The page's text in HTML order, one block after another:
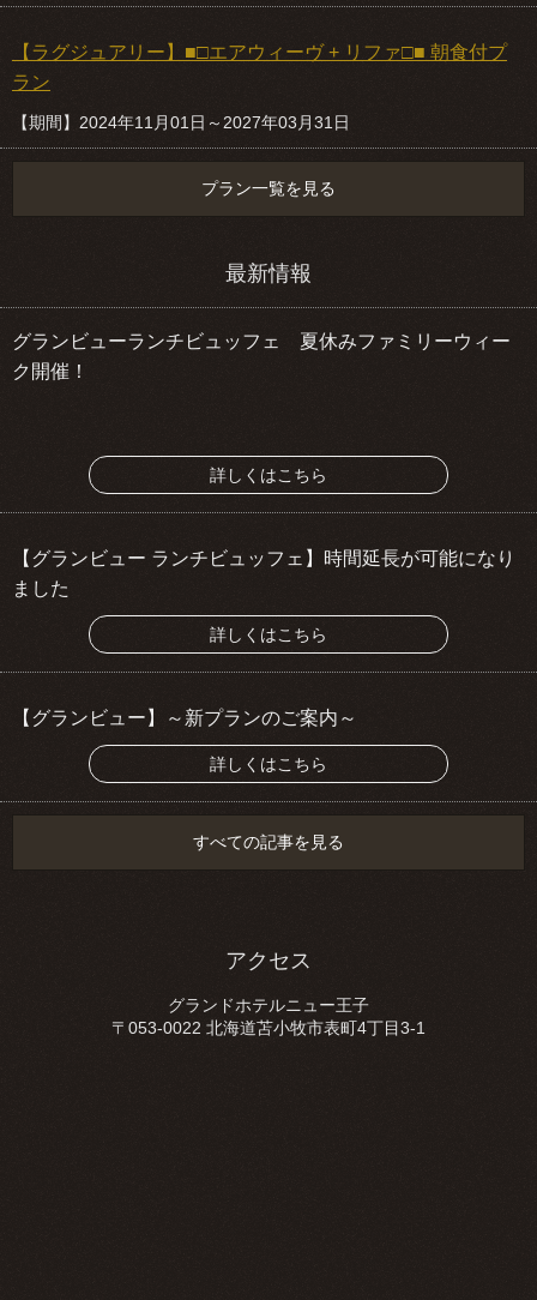
【ラグジュアリー】■□エアウィーヴ + リファ□■ 朝食付プ
ラン
【期間】2024年11月01日～2027年03月31日
プラン一覧を見る
最新情報
グランビューランチビュッフェ 夏休みファミリーウィー
ク開催！
詳しくはこちら
【グランビュー ランチビュッフェ】時間延長が可能になり
ました
詳しくはこちら
【グランビュー】～新プランのご案内～
詳しくはこちら
すべての記事を見る
アクセス
グランドホテルニュー王子
〒053-0022 北海道苫小牧市表町4丁目3-1